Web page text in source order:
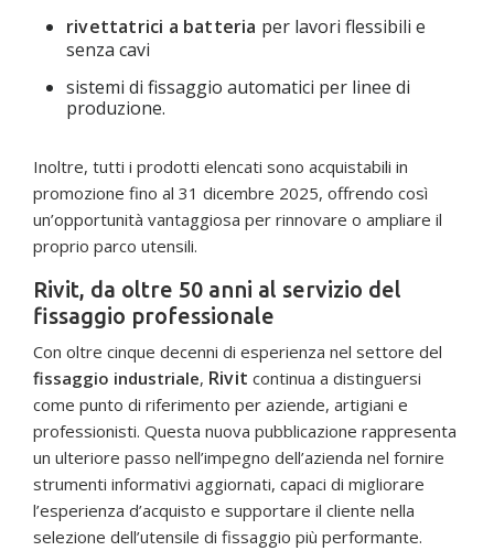
rivettatrici a batteria per lavori flessibili e
senza cavi
sistemi di fissaggio automatici per linee di
produzione.
Inoltre, tutti i prodotti elencati sono acquistabili in
promozione fino al 31 dicembre 2025, offrendo così
un’opportunità vantaggiosa per rinnovare o ampliare il
proprio parco utensili.
Rivit, da oltre 50 anni al servizio del
fissaggio professionale
Con oltre cinque decenni di esperienza nel settore del
fissaggio industriale, Rivit continua a distinguersi
come punto di riferimento per aziende, artigiani e
professionisti. Questa nuova pubblicazione rappresenta
un ulteriore passo nell’impegno dell’azienda nel fornire
strumenti informativi aggiornati, capaci di migliorare
l’esperienza d’acquisto e supportare il cliente nella
selezione dell’utensile di fissaggio più performante.